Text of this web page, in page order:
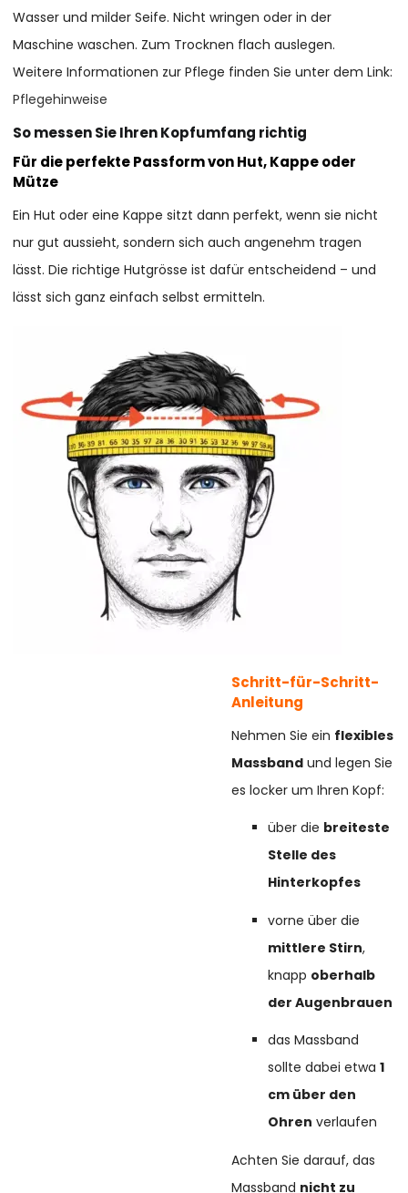
Wasser und milder Seife. Nicht wringen oder in der
Maschine waschen. Zum Trocknen flach auslegen.
Weitere Informationen zur Pflege finden Sie unter dem Link:
Pflegehinweise
So messen Sie Ihren Kopfumfang richtig
Für die perfekte Passform von Hut, Kappe oder
Mütze
Ein Hut oder eine Kappe sitzt dann perfekt, wenn sie nicht
nur gut aussieht, sondern sich auch angenehm tragen
lässt. Die richtige Hutgrösse ist dafür entscheidend – und
lässt sich ganz einfach selbst ermitteln.
Schritt-für-Schritt-
Anleitung
Nehmen Sie ein flexibles
Massband und legen Sie
es locker um Ihren Kopf:
über die breiteste
Stelle des
Hinterkopfes
vorne über die
mittlere Stirn,
knapp oberhalb
der Augenbrauen
das Massband
sollte dabei etwa1
cm über den
Ohren verlaufen
Achten Sie darauf, das
Massband nicht zu